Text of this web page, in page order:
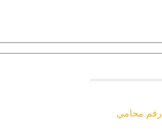
رقم محامي